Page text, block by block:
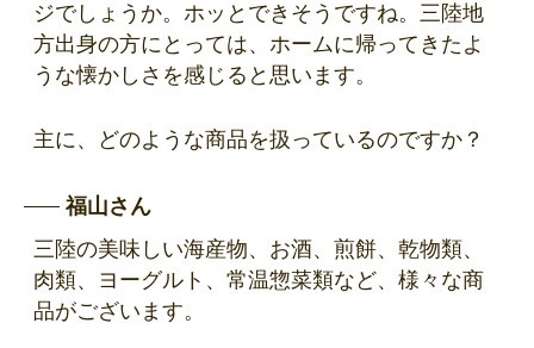
ジでしょうか。ホッとできそうですね。三陸地
方出身の方にとっては、ホームに帰ってきたよ
うな懐かしさを感じると思います。
主に、どのような商品を扱っているのですか？
福山さん
三陸の美味しい海産物、お酒、煎餅、乾物類、
肉類、ヨーグルト、常温惣菜類など、様々な商
品がございます。